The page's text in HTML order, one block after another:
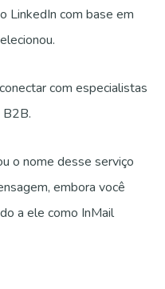
LinkedIn com base em
com especialistas
o nome desse serviço
embora você
a ele como InMail